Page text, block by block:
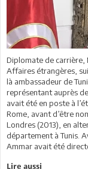
Diplomate de carrière,
Affaires étrangères,
là ambassadeur de
représentant auprès
avait été en poste à
Rome, avant d’être
Londres (2013), en
département à Tunis.
Ammar avait été
Lire aussi